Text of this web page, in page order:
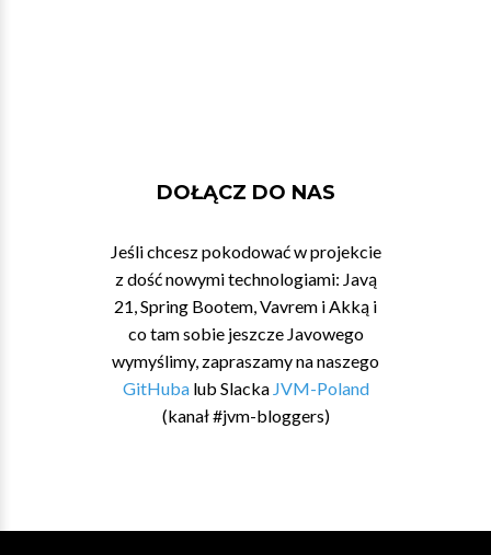
DOŁĄCZ DO NAS
Jeśli chcesz pokodować w projekcie
z dość nowymi technologiami: Javą
21, Spring Bootem, Vavrem i Akką i
co tam sobie jeszcze Javowego
wymyślimy, zapraszamy na naszego
GitHubalub Slacka JVM-Poland
(kanał #jvm-bloggers)